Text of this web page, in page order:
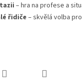
– hra na profese a
řidiče – skvělá volba